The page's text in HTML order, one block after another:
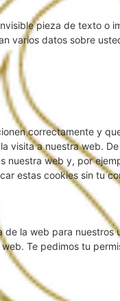
pieza de texto o
varios datos sobre
correctamente y
visita a nuestra web.
web y, por
estas cookies sin tu
la web para nuestros
Te pedimos tu